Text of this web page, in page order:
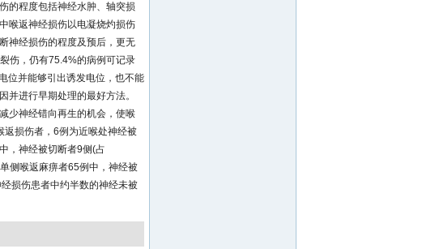
的程度包括神经水肿、轴突损
喉返神经损伤以电凝烧灼损伤
神经损伤的程度及预后，更无
伤，仍有75.4%的病例可记录
位并能够引出诱发电位，也不能
并进行早期处理的最好方法。
少神经错向再生的机会，使喉
返损伤者，6例为近喉处神经被
，神经被切断者9侧(占
侧喉返麻痹者65例中，神经被
损伤患者中约半数的神经未被